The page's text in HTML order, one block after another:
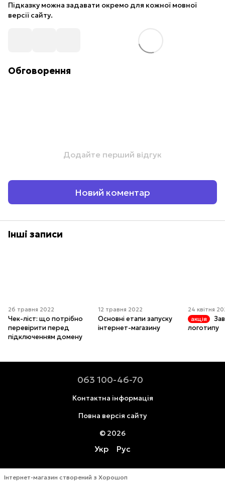
Підказку можна задавати окремо для кожної мовної
версії сайту.
Обговорення
Додайте перший відгук
Новий коментар
Інші записи
26 травня 2022
Чек-ліст: що потрібно
перевірити перед
підключенням домену
12 травня 2022
Основні етапи запуску
інтернет-магазину
24 квітня
акція
логотипу
063 100-46-70
Контактна інформація
Повна версія сайту
© 2026
Укр Рус
Інтернет-магазин створений з Хорошоп